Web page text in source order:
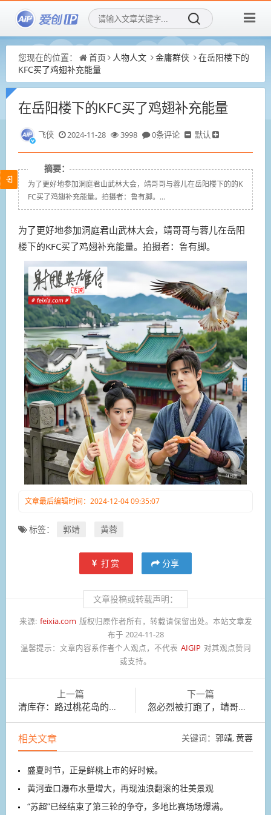
您现在的位置： 首页 人物人文 金庸群侠
在岳阳楼下的
KFC买了鸡翅补充能量
在岳阳楼下的KFC买了鸡翅补充能量
飞侠 2024-11-28 3998 0条评论 默认
摘要：
为了更好地参加洞庭君山武林大会，靖哥哥与蓉儿在岳阳楼下的的K
FC买了鸡翅补充能量。拍摄者：鲁有脚。...
为了更好地参加洞庭君山武林大会，靖哥哥与蓉儿在岳阳
楼下的KFC买了鸡翅补充能量。拍摄者：鲁有脚。
文章最后编辑时间：2024-12-04 09:35:07
标签： 郭靖 黄蓉
打赏 分享
文章投稿或转载声明：
来源: feixia.com 版权归原作者所有，转载请保留出处。本站文章发
布于 2024-11-28
温馨提示： 文章内容系作者个人观点，不代表 AIGIP 对其观点赞同
或支持。
上一篇
清库存：路过桃花岛的图片
下一篇
忽必烈被打跑了，靖哥哥请我吃“牛杂火锅”！
相关文章 关键词： 郭靖 黄蓉
盛夏时节，正是鲜桃上市的好时候。
黄河壶口瀑布水量增大，再现浊浪翻滚的壮美景观
“苏超”已经结束了第三轮的争夺，多地比赛场场爆满。